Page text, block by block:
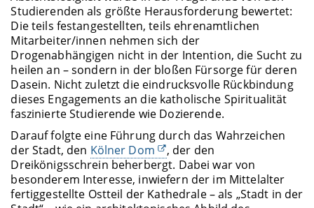
Studierenden als größte Herausforderung bewertet:
Die teils festangestellten, teils ehrenamtlichen
Mitarbeiter/innen nehmen sich der
Drogenabhängigen nicht in der Intention, die Sucht zu
heilen an – sondern in der bloßen Fürsorge für deren
Dasein. Nicht zuletzt die eindrucksvolle Rückbindung
dieses Engagements an die katholische Spiritualität
faszinierte Studierende wie Dozierende.
Darauf folgte eine Führung durch das Wahrzeichen
der Stadt, den Kölner Dom
, der den
Dreikönigsschrein beherbergt. Dabei war von
besonderem Interesse, inwiefern der im Mittelalter
fertiggestellte Ostteil der Kathedrale – als „Stadt in der